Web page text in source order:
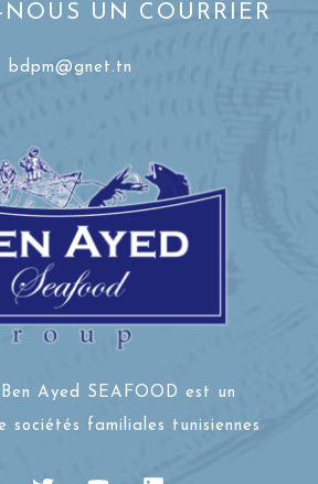
UN COURRIER
bdpm@gnet.tn
Ayed SEAFOOD est un
sociétés familiales tunisiennes